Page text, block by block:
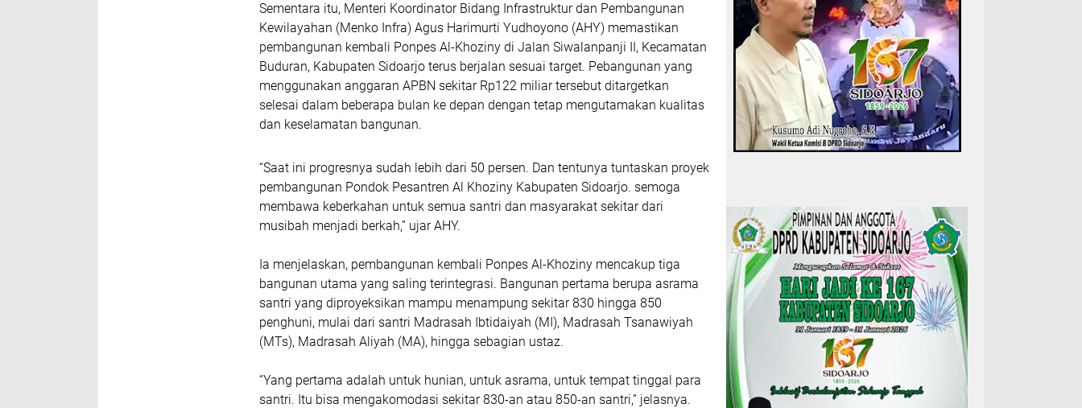
Sementara itu, Menteri Koordinator Bidang Infrastruktur dan Pembangunan
Kewilayahan (Menko Infra) Agus Harimurti Yudhoyono (AHY) memastikan
pembangunan kembali Ponpes Al-Khoziny di Jalan Siwalanpanji II, Kecamatan
Buduran, Kabupaten Sidoarjo terus berjalan sesuai target. Pebangunan yang
menggunakan anggaran APBN sekitar Rp122 miliar tersebut ditargetkan
selesai dalam beberapa bulan ke depan dengan tetap mengutamakan kualitas
dan keselamatan bangunan.
“Saat ini progresnya sudah lebih dari 50 persen. Dan tentunya tuntaskan proyek
pembangunan Pondok Pesantren Al Khoziny Kabupaten Sidoarjo. semoga
membawa keberkahan untuk semua santri dan masyarakat sekitar dari
musibah menjadi berkah,” ujar AHY.
Ia menjelaskan, pembangunan kembali Ponpes Al-Khoziny mencakup tiga
bangunan utama yang saling terintegrasi. Bangunan pertama berupa asrama
santri yang diproyeksikan mampu menampung sekitar 830 hingga 850
penghuni, mulai dari santri Madrasah Ibtidaiyah (MI), Madrasah Tsanawiyah
(MTs), Madrasah Aliyah (MA), hingga sebagian ustaz.
“Yang pertama adalah untuk hunian, untuk asrama, untuk tempat tinggal para
santri. Itu bisa mengakomodasi sekitar 830-an atau 850-an santri,” jelasnya.